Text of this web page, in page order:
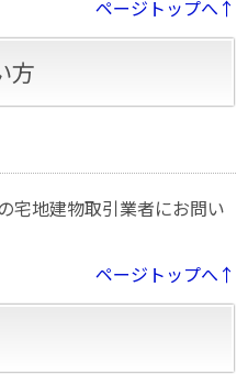
ページトップへ↑
方
宅地建物取引業者にお問い
ページトップへ↑